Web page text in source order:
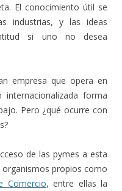
El conocimiento útil se
industrias, y las ideas
si uno no desea
empresa que opera en
internacionalizada forma
Pero ¿qué ocurre con
de las pymes a esta
organismos propios como
Comercio, entre ellas la